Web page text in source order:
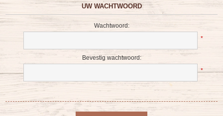
UW WACHTWOORD
Wachtwoord:
*
Bevestig wachtwoord:
*